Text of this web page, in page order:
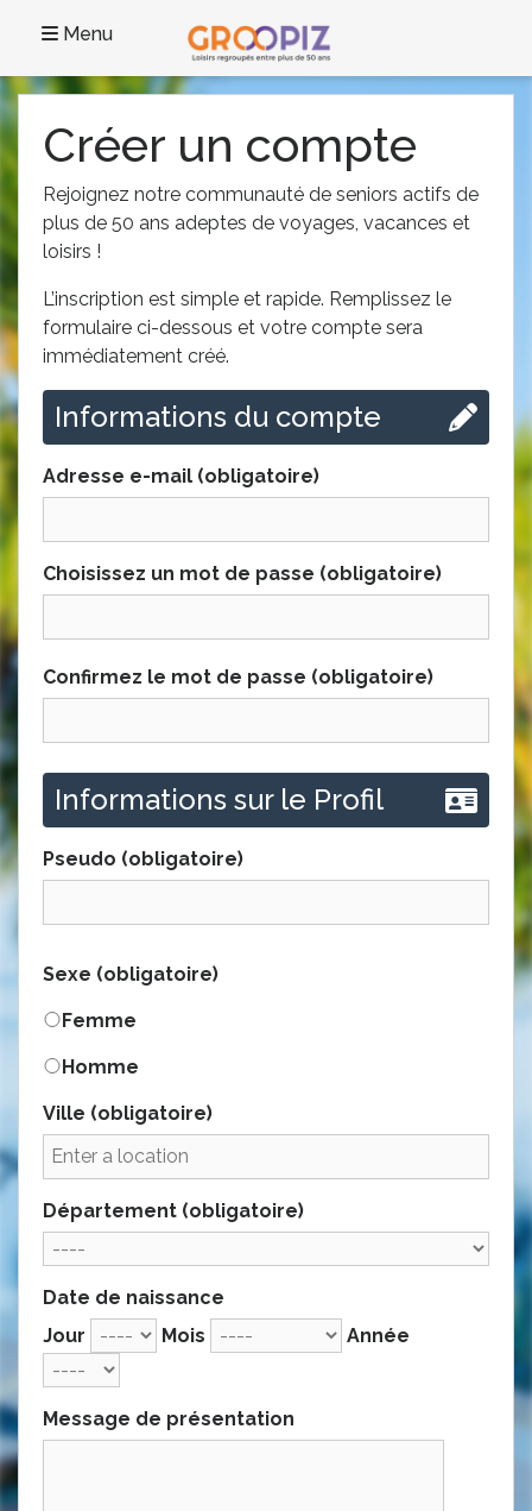
Menu
Créer un compte
Rejoignez notre communauté de seniors actifs de
plus de 50 ans adeptes de voyages, vacances et
loisirs !
L’inscription est simple et rapide. Remplissez le
formulaire ci-dessous et votre compte sera
immédiatement créé.
Informations du compte
Adresse e-mail (obligatoire)
Choisissez un mot de passe (obligatoire)
Confirmez le mot de passe (obligatoire)
Informations sur le Profil
Pseudo (obligatoire)
Sexe (obligatoire)
Femme
Homme
Ville (obligatoire)
Département (obligatoire)
Date de naissance
Jour
Mois Année
Message de présentation